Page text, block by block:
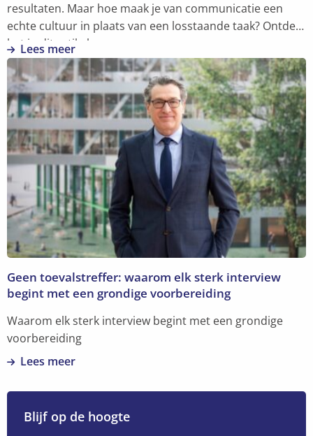
resultaten. Maar hoe maak je van communicatie een
echte cultuur in plaats van een losstaande taak? Ontdek
het in dit artikel.
Lees meer
Lees
meer
over
Communicatie
op
de
werkvloer:
de
verbindende
factor
voor
succes
Geen toevalstreffer: waarom elk sterk interview
begint met een grondige voorbereiding
Waarom elk sterk interview begint met een grondige
voorbereiding
Lees meer
meer
overBlijf op de hoogte